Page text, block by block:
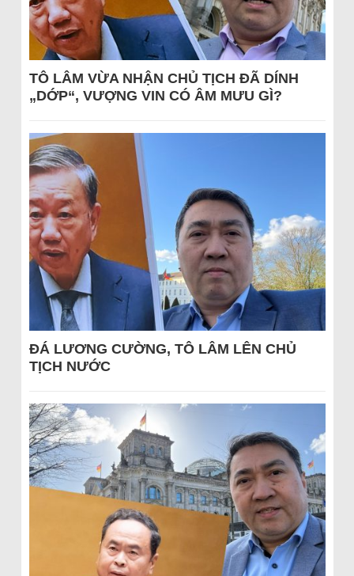
TÔ LÂM VỪA NHẬN CHỦ TỊCH ĐÃ DÍNH
„DỚP“, VƯỢNG VIN CÓ ÂM MƯU GÌ?
ĐÁ LƯƠNG CƯỜNG, TÔ LÂM LÊN CHỦ
TỊCH NƯỚC